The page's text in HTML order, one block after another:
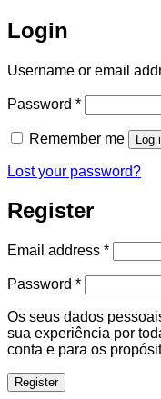
Login
Username or email
Password *Required
Remember me Log
Lost your password?
Register
Email address *Required
Password *Required
Os seus dados
sua experiência por
conta e para os
Register